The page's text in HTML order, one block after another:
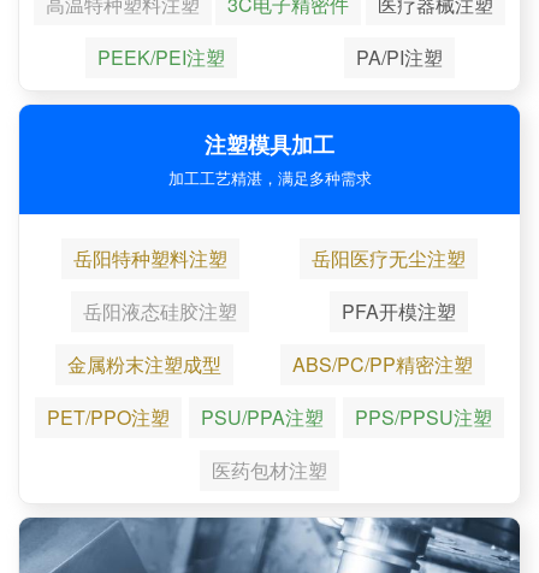
PEEK/PEI注塑
PA/PI注塑
注塑模具加工
加工工艺精湛，满足多种需求
岳阳特种塑料注塑
岳阳医疗无尘注塑
岳阳液态硅胶注塑
PFA开模注塑
金属粉末注塑成型
ABS/PC/PP精密注塑
PET/PPO注塑
PSU/PPA注塑
PPS/PPSU注塑
医药包材注塑